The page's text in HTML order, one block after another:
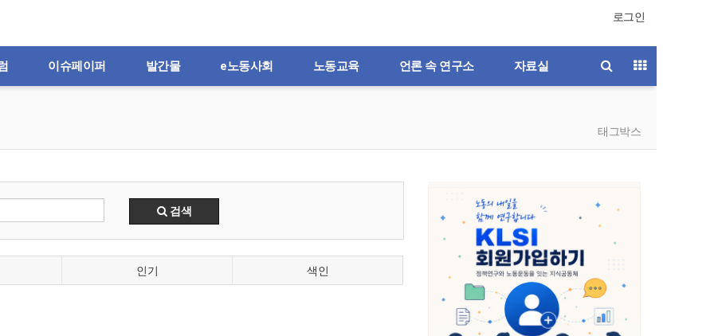
로그인
이슈페이퍼 발간물 e노동사회 노동교육 언론 속 연구소 자료실
태그박스
검색
인기 색인